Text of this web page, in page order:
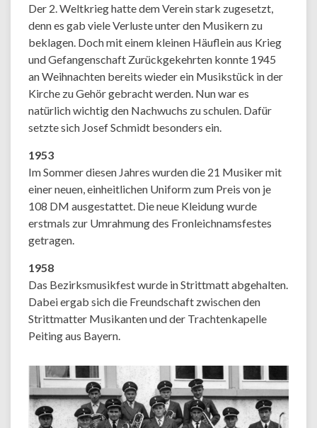
Der 2. Weltkrieg hatte dem Verein stark zugesetzt,
denn es gab viele Verluste unter den Musikern zu
beklagen. Doch mit einem kleinen Häuflein aus Krieg
und Gefangenschaft Zurückgekehrten konnte 1945
an Weihnachten bereits wieder ein Musikstück in der
Kirche zu Gehör gebracht werden. Nun war es
natürlich wichtig den Nachwuchs zu schulen. Dafür
setzte sich Josef Schmidt besonders ein.
1953
Im Sommer diesen Jahres wurden die 21 Musiker mit
einer neuen, einheitlichen Uniform zum Preis von je
108 DM ausgestattet. Die neue Kleidung wurde
erstmals zur Umrahmung des Fronleichnamsfestes
getragen.
1958
Das Bezirksmusikfest wurde in Strittmatt abgehalten.
Dabei ergab sich die Freundschaft zwischen den
Strittmatter Musikanten und der Trachtenkapelle
Peiting aus Bayern.